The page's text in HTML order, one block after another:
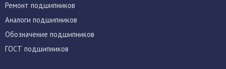
Ремонт подшипников
Аналоги подшипников
Обозначение подшипников
ГОСТ подшипников